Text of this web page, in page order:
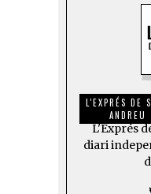
L'EXPRÉS DE
ANDREU
L'Exprés
diari